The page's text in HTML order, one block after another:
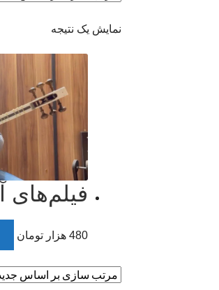
نمایش یک نتیجه
فیلم‌های
480 هزار تومان